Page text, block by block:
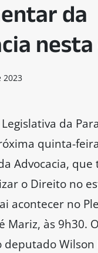
da
2023
da
quinta-
Advocacia, que
o Direito no
acontecer no
Mariz, às 9h30.
Wilson